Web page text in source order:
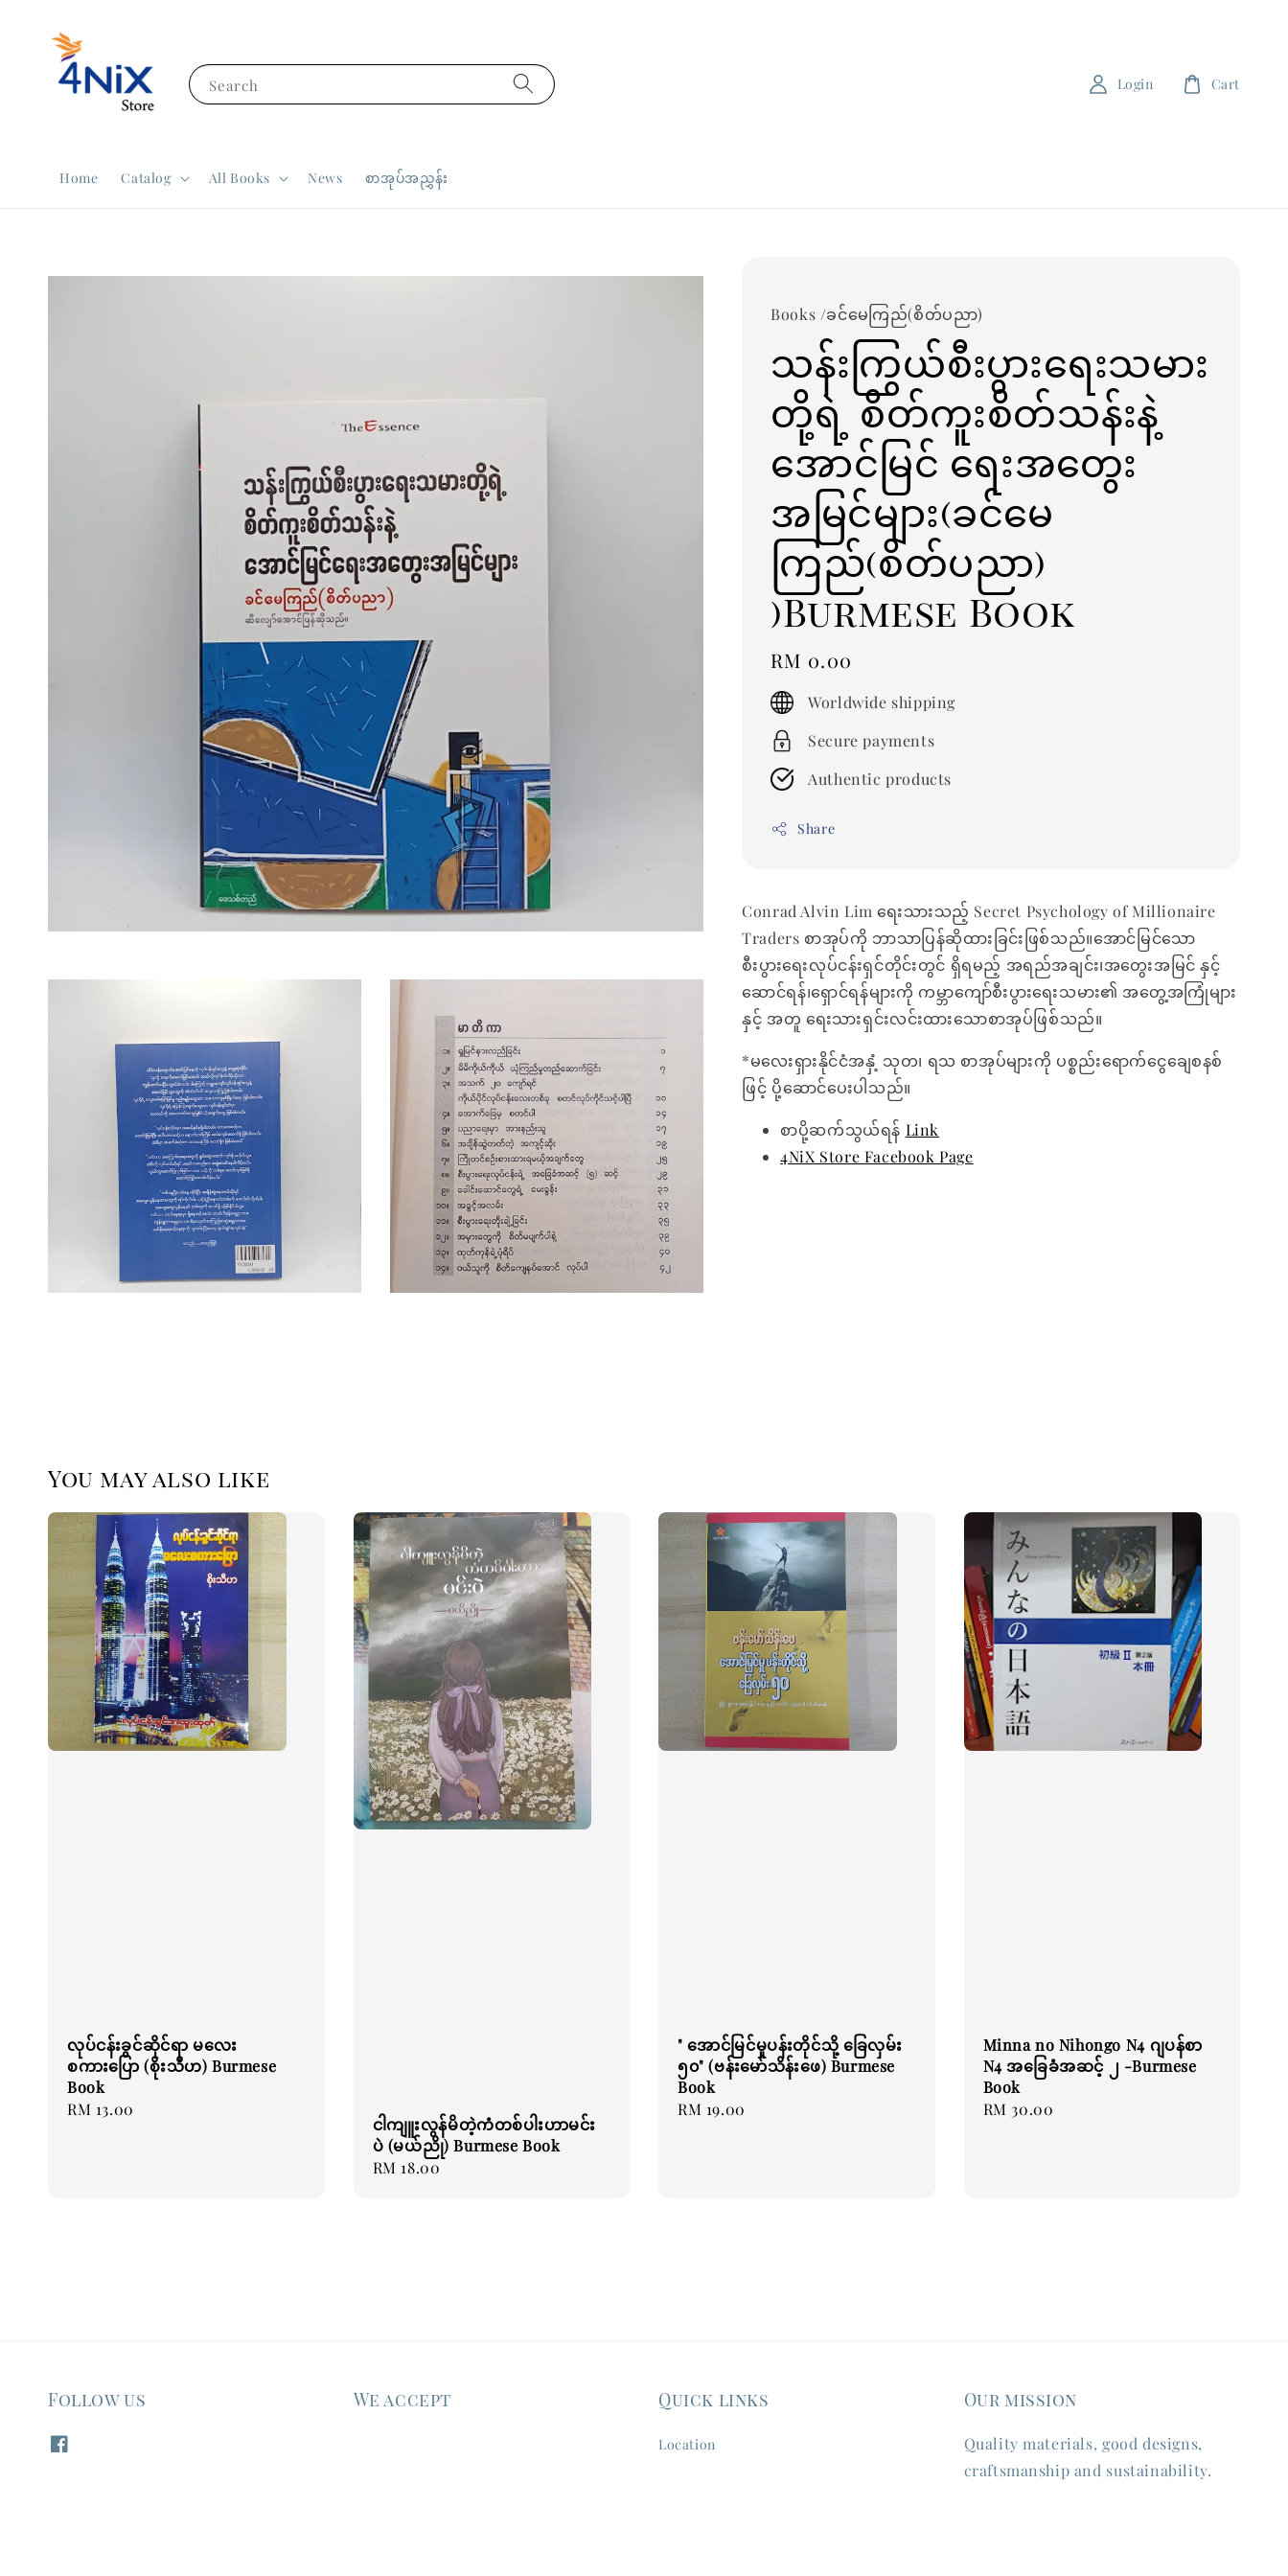
Search
Home Catalog All Books News စာအုပ်အညွှန်း
Login Cart
Books /ခင်မေကြည်(စိတ်ပညာ)
သန်းကြွယ်စီးပွားရေးသမား
တို့ရဲ့ စိတ်ကူးစိတ်သန်းနဲ့
အောင်မြင် ရေးအတွေး
အမြင်များ(ခင်မေ
ကြည်(စိတ်ပညာ)
)Burmese Book
Regular
price
RM 0.00
Worldwide shipping
Secure payments
Authentic products
Share
Conrad Alvin Lim ရေးသားသည့် Secret Psychology of Millionaire
Traders စာအုပ်ကို ဘာသာပြန်ဆိုထားခြင်းဖြစ်သည်။အောင်မြင်သော
စီးပွားရေးလုပ်ငန်းရှင်တိုင်းတွင် ရှိရမည့် အရည်အချင်း၊အတွေးအမြင် နှင့်
ဆောင်ရန်၊ရှောင်ရန်များကို ကမ္ဘာကျော်စီးပွားရေးသမား၏ အတွေ့အကြုံများ
နှင့် အတူ ရေးသားရှင်းလင်းထားသောစာအုပ်ဖြစ်သည်။
*မလေးရှားနိုင်ငံအနှံ့ သုတ၊ ရသ စာအုပ်များကို ပစ္စည်းရောက်ငွေချေစနစ်
ဖြင့် ပို့ဆောင်ပေးပါသည်။
စာပို့ဆက်သွယ်ရန် Link
4NiX Store Facebook Page
You may also like
လုပ်ငန်းခွင်ဆိုင်ရာ မလေး
စကားပြော (စိုးသီဟ) Burmese
Book
Regular
RM 13.00
ငါကျူးလွန်မိတဲ့ကံတစ်ပါးဟာမင်း
ပဲ (မယ်ညို) Burmese Book
Regular
RM 18.00
" အောင်မြင်မှုပန်းတိုင်သို့ ခြေလှမ်း
၅၀" (ဗန်းမော်သိန်းဖေ) Burmese
Book
Regular
RM 19.00
Minna no Nihongo N4 ဂျပန်စာ
N4 အခြေခံအဆင့် ၂ -Burmese
Book
Regular
RM 30.00
Follow us We accept Quick links
Location
Our mission
Quality materials, good designs,
craftsmanship and sustainability.